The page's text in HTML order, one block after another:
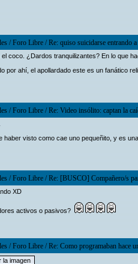
/Foro Libre/Re: quiso suicidarse entrando
coco. ¿Dardos tranquilizantes? En lo que
por ahí, el apollardado este es un fanático
/Foro Libre/Re: Video insólito: captan la
haber visto como cae uno pequeñito, y es
/Foro Libre/Re: [BUSCO] Compañero/s
XD
activos o pasivos?
/Foro Libre/Re: Como programaban hace